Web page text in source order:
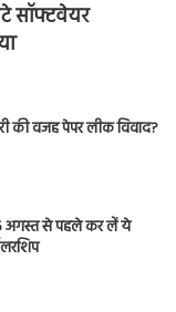
सॉफ्टवेयर
की वजह पेपर लीक विवाद?
अगस्त से पहले कर लें ये